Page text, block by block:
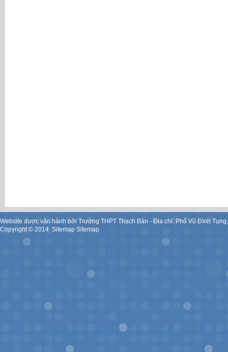
Website được vận hành bởi Trường THPT Thạch Bàn - Địa chỉ: Phố Vũ Đình
Copyright © 2014. Sitemap Sitemap